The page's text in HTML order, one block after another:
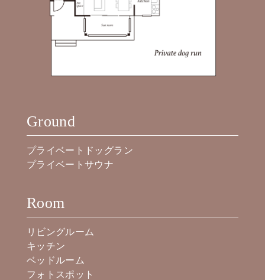
Ground
プライベートドッグラン
プライベートサウナ
Room
リビングルーム
キッチン
ベッドルーム
フォトスポット